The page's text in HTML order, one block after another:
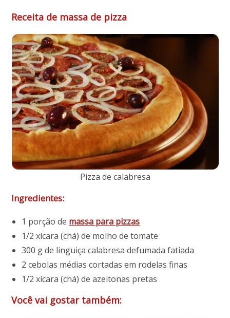
Receita de massa de pizza
Pizza de calabresa
Ingredientes:
1 porção de massa para pizzas
1/2 xícara (chá) de molho de tomate
300 g de linguiça calabresa defumada fatiada
2 cebolas médias cortadas em rodelas finas
1/2 xícara (chá) de azeitonas pretas
Você vai gostar também: